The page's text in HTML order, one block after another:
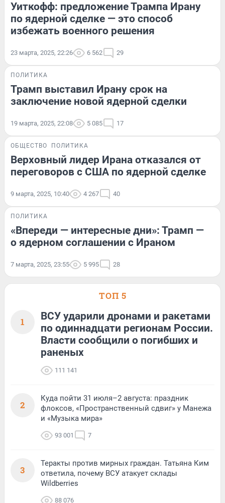
Уиткофф: предложение Трампа Ирану
по ядерной сделке — это способ
избежать военного решения
23 марта, 2025, 22:26 6 562 29
ПОЛИТИКА
Трамп выставил Ирану срок на
заключение новой ядерной сделки
19 марта, 2025, 22:08 5 085 17
ОБЩЕСТВО ПОЛИТИКА
Верховный лидер Ирана отказался от
переговоров с США по ядерной сделке
9 марта, 2025, 10:40 4 267 40
ПОЛИТИКА
«Впереди — интересные дни»: Трамп —
о ядерном соглашении с Ираном
7 марта, 2025, 23:55 5 995 28
ТОП 5
1
ВСУ ударили дронами и ракетами
по одиннадцати регионам России.
Власти сообщили о погибших и
раненых
111 141
2
Куда пойти 31 июля–2 августа: праздник
флоксов, «Пространственный сдвиг» у Манежа
и «Музыка мира»
93 001 7
3
Теракты против мирных граждан. Татьяна Ким
ответила, почему ВСУ атакует склады
Wildberries
88 076